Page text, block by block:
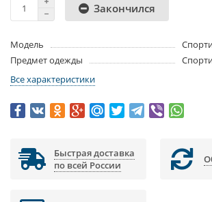
Закончился
Модель
Предмет одежды
Все характеристики
Быстрая доставка
по всей России